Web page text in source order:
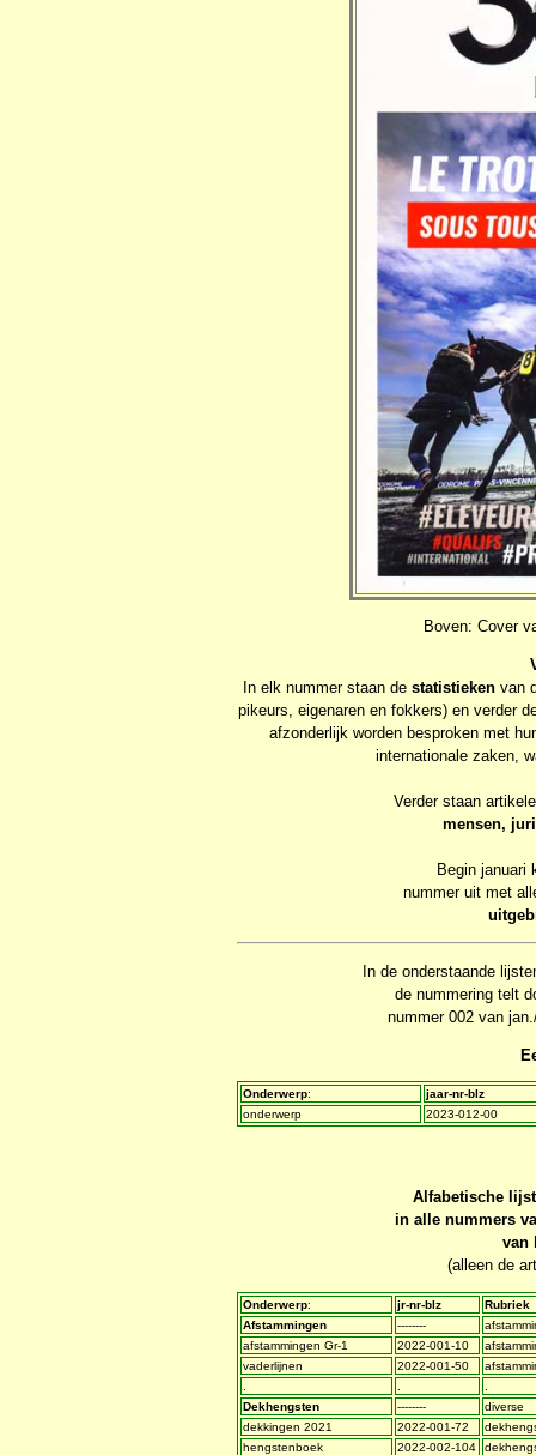
Boven: Cover
In elk nummer staan destatistieken van
pikeurs, eigenaren en fokkers) en verder
afzonderlijk worden besproken met
internationale zaken,
Verder staan
mensen,
Begin januari
nummer uit met
In de onderstaande
de nummering telt
nummer 002 van
Onderwerp:
jaar-nr-blz
onderwerp
2023-012-00
Alfabetische
in alle nummers
van
(alleen de
Onderwerp: jr-nr-blz
Rubriek
Afstammingen
--------
afstammingen Gr-1
2022-001-10
vaderlijnen
2022-001-50
Dekhengsten
--------
diverse
dekkingen 2021
2022-001-72
hengstenboek
2022-002-104